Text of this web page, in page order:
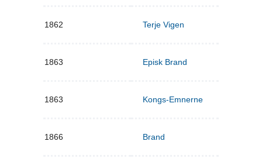
1862 Terje Vigen
1863 Episk Brand
1863 Kongs-Emnerne
1866 Brand